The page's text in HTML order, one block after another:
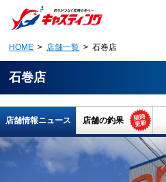
HOME > 店舗一覧 > 石巻店
石巻店
店舗情報ニュース 店舗の釣果